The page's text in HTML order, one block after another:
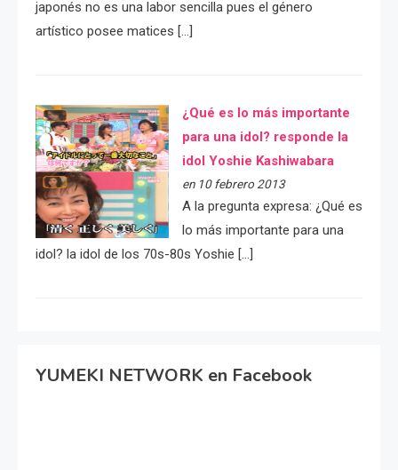
japonés no es una labor sencilla pues el género
artístico posee matices […]
¿Qué es lo más importante
para una idol? responde la
idol Yoshie Kashiwabara
en 10 febrero 2013
A la pregunta expresa: ¿Qué es
lo más importante para una
idol? la idol de los 70s-80s Yoshie […]
YUMEKI NETWORK en Facebook